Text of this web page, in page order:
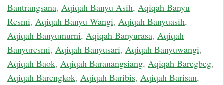
Bantrangsana, Aqiqah Banyu Asih, Aqiqah Banyu
Resmi, Aqiqah Banyu Wangi, Aqiqah Banyuasih,
Aqiqah Banyumurni, Aqiqah Banyurasa, Aqiqah
Banyuresmi, Aqiqah Banyusari, Aqiqah Banyuwangi,
Aqiqah Baok, Aqiqah Baranangsiang, Aqiqah Baregbeg,
Aqiqah Barengkok, Aqiqah Baribis, Aqiqah Barisan,